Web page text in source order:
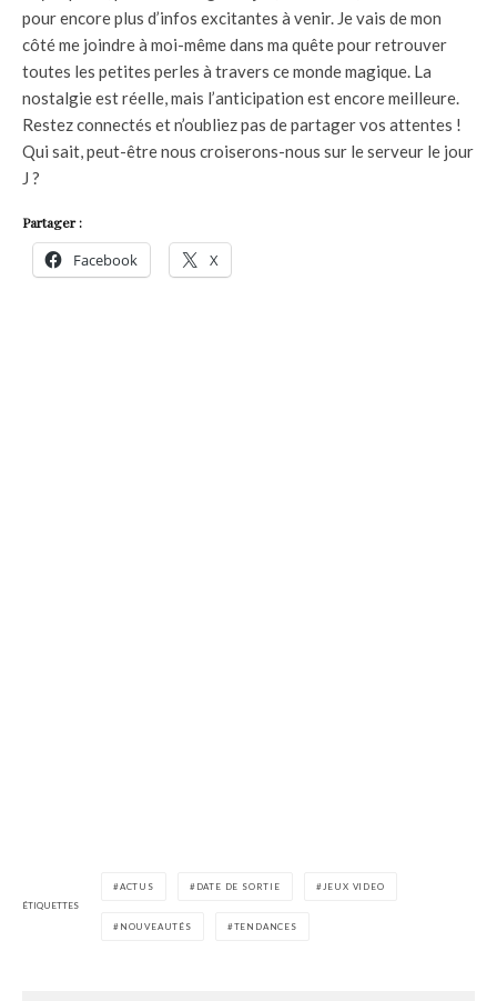
pour encore plus d’infos excitantes à venir. Je vais de mon
côté me joindre à moi-même dans ma quête pour retrouver
toutes les petites perles à travers ce monde magique. La
nostalgie est réelle, mais l’anticipation est encore meilleure.
Restez connectés et n’oubliez pas de partager vos attentes !
Qui sait, peut-être nous croiserons-nous sur le serveur le jour
J ?
Partager :
Facebook X
ÉTIQUETTES
ACTUS DATE DE SORTIE JEUX VIDEO
NOUVEAUTÉS TENDANCES